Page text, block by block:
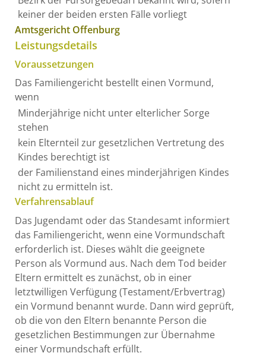
keiner der beiden ersten Fälle vorliegt
Amtsgericht Offenburg
Leistungsdetails
Voraussetzungen
Das Familiengericht bestellt einen Vormund,
wenn
Minderjährige nicht unter elterlicher Sorge
stehen
kein Elternteil zur gesetzlichen Vertretung des
Kindes berechtigt ist
der Familienstand eines minderjährigen Kindes
nicht zu ermitteln ist.
Verfahrensablauf
Das Jugendamt oder das Standesamt informiert
das Familiengericht, wenn eine Vormundschaft
erforderlich ist. Dieses wählt die geeignete
Person als Vormund aus. Nach dem Tod beider
Eltern ermittelt es zunächst, ob in einer
letztwilligen Verfügung (Testament/Erbvertrag)
ein Vormund benannt wurde. Dann wird geprüft,
ob die von den Eltern benannte Person die
gesetzlichen Bestimmungen zur Übernahme
einer Vormundschaft erfüllt.